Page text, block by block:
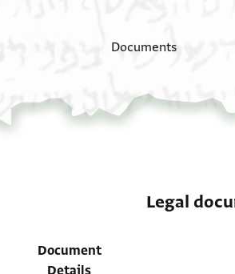
Documents
Legal
Document
Details